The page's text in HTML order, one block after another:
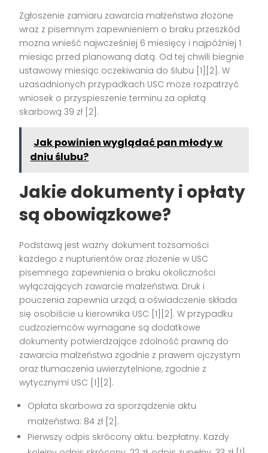
Zgłoszenie zamiaru zawarcia małżeństwa złożone
wraz z pisemnym zapewnieniem o braku przeszkód
można wnieść najwcześniej 6 miesięcy i najpóźniej 1
miesiąc przed planowaną datą. Od tej chwili biegnie
ustawowy miesiąc oczekiwania do ślubu [1][2]. W
uzasadnionych przypadkach USC może rozpatrzyć
wniosek o przyspieszenie terminu za opłatą
skarbową 39 zł [2].
Jak powinien wyglądać pan młody w
dniu ślubu?
Jakie dokumenty i opłaty
są obowiązkowe?
Podstawą jest ważny dokument tożsamości
każdego z nupturientów oraz złożenie w USC
pisemnego zapewnienia o braku okoliczności
wyłączających zawarcie małżeństwa. Druk i
pouczenia zapewnia urząd, a oświadczenie składa
się osobiście u kierownika USC [1][2]. W przypadku
cudzoziemców wymagane są dodatkowe
dokumenty potwierdzające zdolność prawną do
zawarcia małżeństwa zgodnie z prawem ojczystym
oraz tłumaczenia uwierzytelnione, zgodnie z
wytycznymi USC [1][2].
Opłata skarbowa za sporządzenie aktu
małżeństwa: 84 zł [2].
Pierwszy odpis skrócony aktu: bezpłatny. Każdy